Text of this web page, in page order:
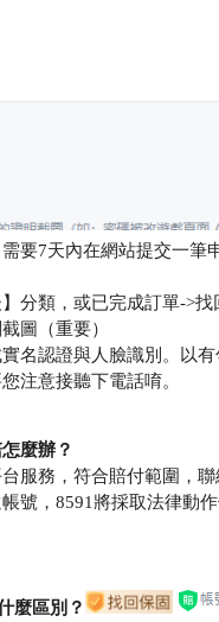
要7天內在網站提交一筆
分類，或已完成訂單->
圖（重要）
名認證與人臉識別。以有
注意接聽下電話唷。
麼辦？
服務，符合賠付範圍，
號，8591將採取法律動作
麼區別？